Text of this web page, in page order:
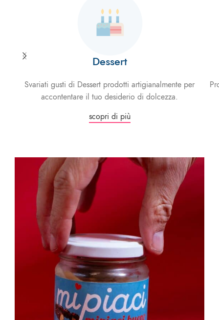
Dessert
Svariati gusti di Dessert prodotti artigianalmente per
accontentare il tuo desiderio di dolcezza.
scopri di più